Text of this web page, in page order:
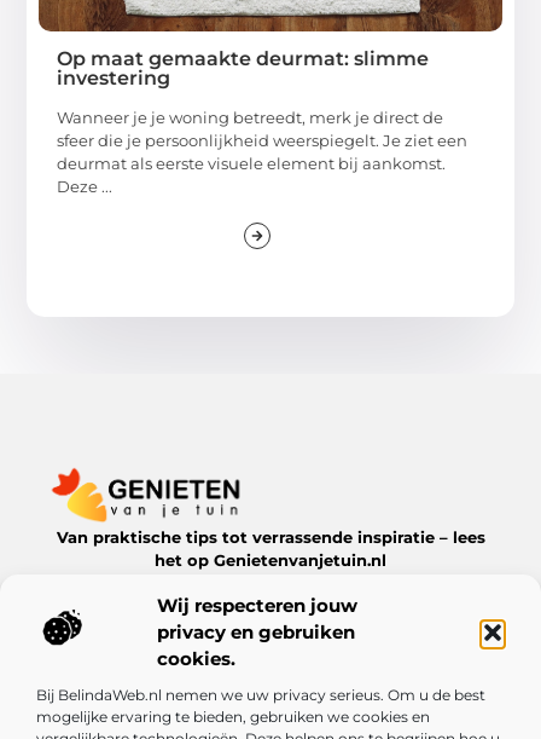
Wij respecteren jouw
privacy en gebruiken
cookies.
Bij BelindaWeb.nl nemen we uw privacy serieus. Om u de best
mogelijke ervaring te bieden, gebruiken we cookies en
Op maat gemaakte deurmat: slimme
investering
Wanneer je je woning betreedt, merk je direct de
sfeer die je persoonlijkheid weerspiegelt. Je ziet een
deurmat als eerste visuele element bij aankomst.
Deze ...
Van praktische tips tot verrassende inspiratie – lees
het op Genietenvanjetuin.nl
leefomgeving te bieden heeft.
Bericht categorie